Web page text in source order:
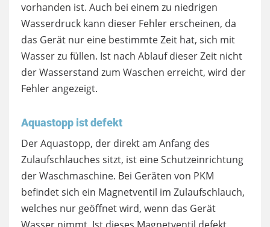
vorhanden ist. Auch bei einem zu niedrigen
Wasserdruck kann dieser Fehler erscheinen, da
das Gerät nur eine bestimmte Zeit hat, sich mit
Wasser zu füllen. Ist nach Ablauf dieser Zeit nicht
der Wasserstand zum Waschen erreicht, wird der
Fehler angezeigt.
Aquastopp ist defekt
Der Aquastopp, der direkt am Anfang des
Zulaufschlauches sitzt, ist eine Schutzeinrichtung
der Waschmaschine. Bei Geräten von PKM
befindet sich ein Magnetventil im Zulaufschlauch,
welches nur geöffnet wird, wenn das Gerät